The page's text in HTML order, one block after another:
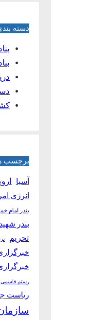
دسته
برچسب
آسیا
انرژی
بندر امام
بندر
تحریم
رستم قاسمی
ریاست